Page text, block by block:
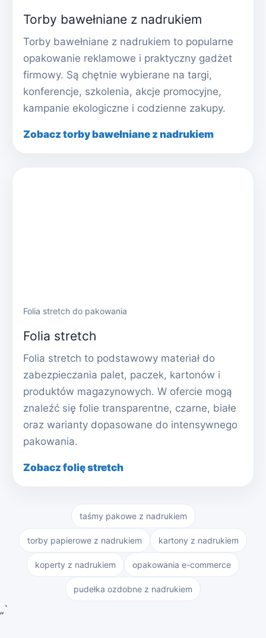
Torby bawełniane z nadrukiem
Torby bawełniane z nadrukiem to popularne
opakowanie reklamowe i praktyczny gadżet
firmowy. Są chętnie wybierane na targi,
konferencje, szkolenia, akcje promocyjne,
kampanie ekologiczne i codzienne zakupy.
Zobacz torby bawełniane z nadrukiem
Folia stretch do pakowania
Folia stretch
Folia stretch to podstawowy materiał do
zabezpieczania palet, paczek, kartonów i
produktów magazynowych. W ofercie mogą
znaleźć się folie transparentne, czarne, białe
oraz warianty dopasowane do intensywnego
pakowania.
Zobacz folię stretch
taśmy pakowe z nadrukiem
torby papierowe z nadrukiem kartony z nadrukiem
koperty z nadrukiem opakowania e-commerce
pudełka ozdobne z nadrukiem
„`